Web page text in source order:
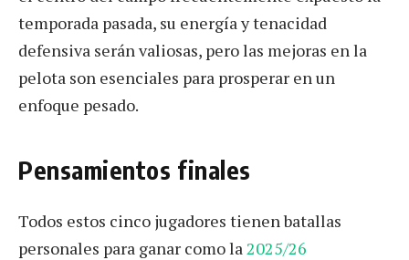
temporada pasada, su energía y tenacidad
defensiva serán valiosas, pero las mejoras en la
pelota son esenciales para prosperar en un
enfoque pesado.
Pensamientos finales
Todos estos cinco jugadores tienen batallas
personales para ganar como la 2025/26